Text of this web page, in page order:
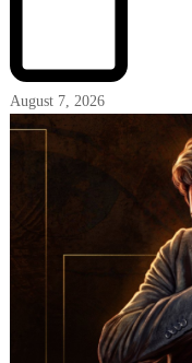
August 7, 2026